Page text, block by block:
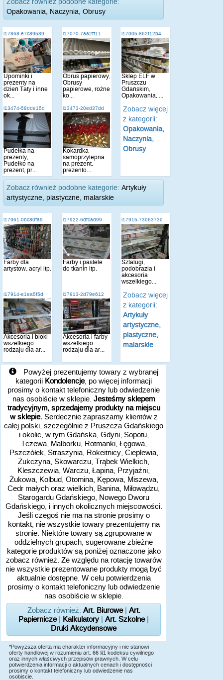
Opakowania, Naczynia, Obrusy
i17868-e7c89539
Upominki i
prezenty na
dzień Taty i inne
ok...
i17070-7aa2ff11
Obrus papierowy,
Obrusy
papierowe, rożne
ko...
i17005-862f12b4
Sklep ELF w
Pruszczu
Gdańskim,
Opakowania, ...
i13474-58dde15d
Pudełka na
prezenty,
Pudełko na
prezent, pr...
i13473-20ed37dd
Kokardka
samoprzylepna
na prezent,
prezento...
Zobacz więcej
z kategorii:
Opakowania,
Naczynia,
Obrusy
Zobacz również podobne kategorie: Artykuły
artystyczne, plastyczne, malarskie
i17961-0bc80fa9
Farby dla
artystów, acryl itp.
i17922-6dfcad99
Farby i pastele
do tkanin itp.
i17915-73d6373c
Sztalugi,
podobrazia i
akcesoria
wszelkiego...
i17914-e1ea5f5d
Akcesoria i bloki
wszelkiego
rodzaju dla ar...
i17913-2d79e612
Akcesoria i farby
wszelkiego
rodzaju dla ar...
Zobacz więcej
z kategorii:
Artykuły
artystyczne,
plastyczne,
malarskie
Powyżej prezentujemy towary z wybranej
kategorii Kondolencje, po więcej informacji
prosimy o kontakt telefoniczny lub odwiedzenie
nas osobiście w sklepie. Jesteśmy sklepem
tradycyjnym, sprzedajemy produkty na miejscu
w sklepie.Serdecznie zapraszamy klientów z
całej polski, szczególnie z Pruszcza Gdańskiego
i okolic, w tym Gdańska, Gdyni, Sopotu,
Tczewa, Malborku, Rotmanki, Łęgowa,
Pszczółek, Straszynia, Rokeitnicy, Cieplewia,
Żukczyna, Skowarczu, Trąbek Wielkich,
Kleszczewia, Warczu, Łapina, Przyjaźni,
Żukowa, Kolbud, Otomina, Kępowa, Miszewa,
Cedr małych oraz wielkich, Banina, Miłowądzu,
Starogardu Gdańskiego, Nowego Dworu
Gdańskiego, i innych okolicznych miejscowości.
Jeśli czegoś nie ma na stronie prosimy o
kontakt, nie wszystkie towary prezentujemy na
stronie. Niektóre towary są zgrupowane w
oddzielnych grupach, sugerowane zbieżne
kategorie produktów są poniżej oznaczone jako
zobacz również. Ze względu na rotację towarów
nie wszystkie prezentowane produkty mogą być
aktualnie dostępne. W celu potwierdzenia
prosimy o kontakt telefoniczny lub odwiedzenie
nas osobiście w sklepie.
Zobacz również: Art. Biurowe| Art.
Papiernicze| Kalkulatory | Art. Szkolne|
Druki Akcydensowe
*Powyższa oferta ma charakter informacyjny i nie stanowi
oferty handlowej w rozumieniu art. 66 §1 kodeksu cywilnego
oraz innych właściwych przepisów prawnych. W celu
potwierdzenia informacji o aktualnych cenach i dostępności
prosimy o kontakt telefoniczny lub odwiedzenie nas
osobiście.